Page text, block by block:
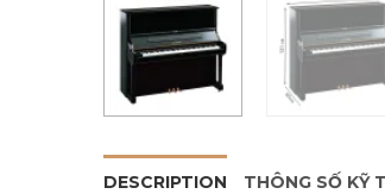
DESCRIPTION THÔNG SỐ KỸ